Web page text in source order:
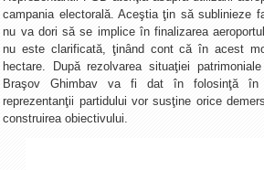
Punctul pe I
BV-01-ADE
Aici pentru tine
De la Mic la Mare
campania electorală. Aceştia ţin să sublinieze
nu va dori să se implice în finalizarea
nu este clarificată, ţinând cont că în acest
hectare. După rezolvarea situaţiei
Braşov Ghimbav va fi dat în folosinţă în
reprezentanţii partidului vor susţine orice
construirea obiectivului.